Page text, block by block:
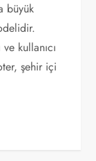
büyük
kullanıcı
şehir içi